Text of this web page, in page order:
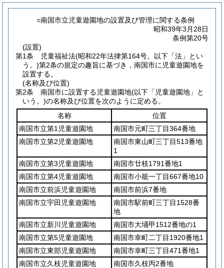
○南国市立児童遊園地の設置及び管理に関する条例
昭和39年3月28日
条例第20号
(設置)
第1条
児童福祉法(昭和22年法律第164号。以下「法」とい
う。)第2条の規定の趣旨に基づき，南国市に児童遊園地を
設置する。
(名称及び位置)
第2条
南国市に設置する児童遊園地(以下「児童遊園地」と
いう。)の名称及び位置を次のように定める。
名称
位置
南国市立第1児童遊園地
南国市元町三丁目364番地
南国市立第2児童遊園地
南国市東山町三丁目513番地
1
南国市立第3児童遊園地
南国市廿枝1791番地1
南国市立第4児童遊園地
南国市小籠一丁目667番地10
南国市立前浜児童遊園地
南国市前浜7番地
南国市立宇田児童遊園地
南国市駅前町三丁目1528番
地
南国市立新川児童遊園地
南国市大埇甲1512番地の1
南国市立第5児童遊園地
南国市幸町二丁目1920番地1
南国市立東部児童遊園地
南国市幸町三丁目471番地1
南国市立久枝児童遊園地
南国市久枝丙2番地